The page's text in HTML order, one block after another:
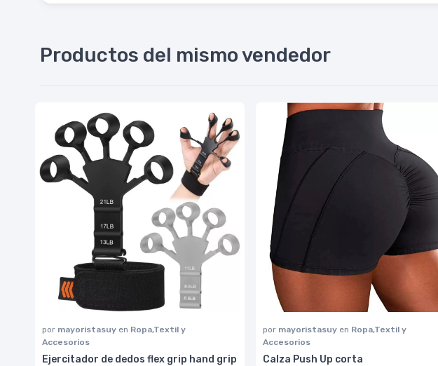
Productos del mismo vendedor
por mayoristasuy en Ropa,Textil y
Accesorios
Ejercitador de dedos flex grip hand grip
por mayoristasuy en Ropa,Textil y
Accesorios
Calza Push Up corta